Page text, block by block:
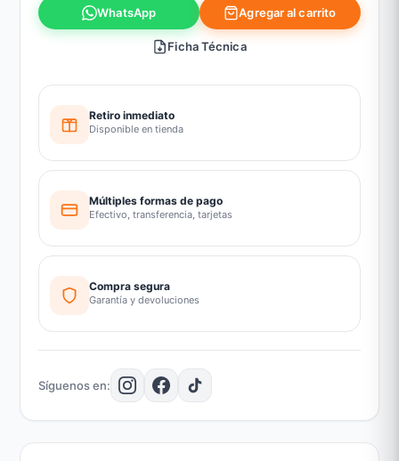
WhatsApp Agregar al carrito
Ficha Técnica
Retiro inmediato
Disponible en tienda
Múltiples formas de pago
Efectivo, transferencia, tarjetas
Compra segura
Garantía y devoluciones
Síguenos en: